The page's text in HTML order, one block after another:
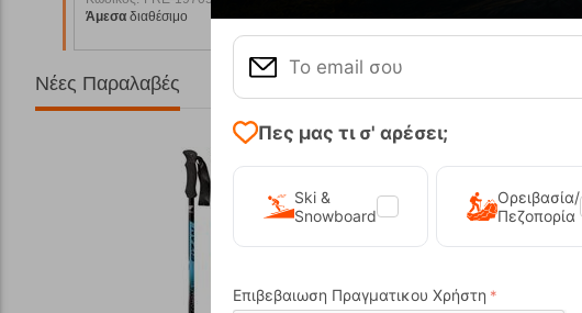
Άμεσα διαθέσιμο 119,90 €
Άμεσαδιαθέσιμο
Νέες Παραλαβές
Πες μας τι σ' αρέσει;
Ski &
Snowboard
Ορειβασία/
Πεζοπορία
Επιβεβαιωση Πραγματικου Χρήστη